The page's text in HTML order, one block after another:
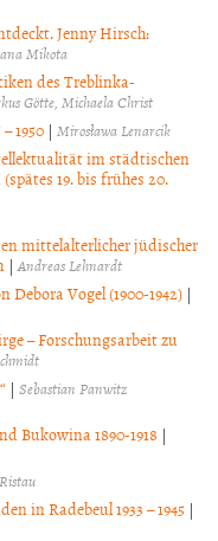
Jenny Hirsch:
Mikota
des Treblinka-
Götte Michaela Christ
1950 |Mirosława Lenarcik
im städtischen
19. bis frühes 20.
mittelalterlicher jüdischer
|Andreas Lehnardt
Vogel (1900-1942) |
– Forschungsarbeit zu
|Sebastian Panwitz
Bukowina 1890-1918 |
in Radebeul 1933 – 1945 |